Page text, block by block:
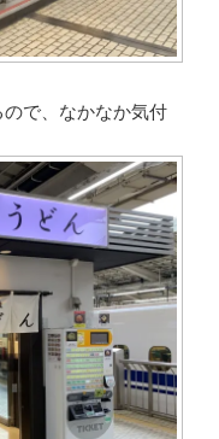
で、なかなか気付